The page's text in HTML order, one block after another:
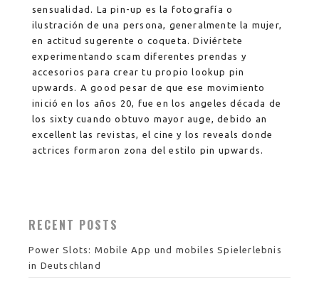
sensualidad. La pin-up es la fotografía o
ilustración de una persona, generalmente la mujer,
en actitud sugerente o coqueta. Diviértete
experimentando scam diferentes prendas y
accesorios para crear tu propio lookup pin
upwards. A good pesar de que ese movimiento
inició en los años 20, fue en los angeles década de
los sixty cuando obtuvo mayor auge, debido an
excellent las revistas, el cine y los reveals donde
actrices formaron zona del estilo pin upwards.
RECENT POSTS
Power Slots: Mobile App und mobiles Spielerlebnis
in Deutschland